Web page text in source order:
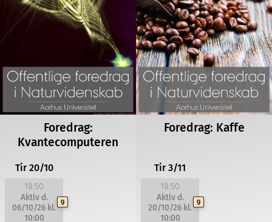
Foredrag:
Kvantecomputeren
Tir 20/10
18:50
9
Aktiv d.
06/10/26 kl.
10:00
Foredrag: Kaffe
Tir 3/11
18:50
9
Aktiv d.
20/10/26 kl.
10:00